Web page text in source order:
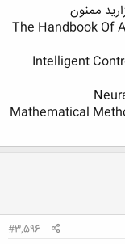
ممنون
The Handbook Of
Intelligent
Mathematical
#3,596